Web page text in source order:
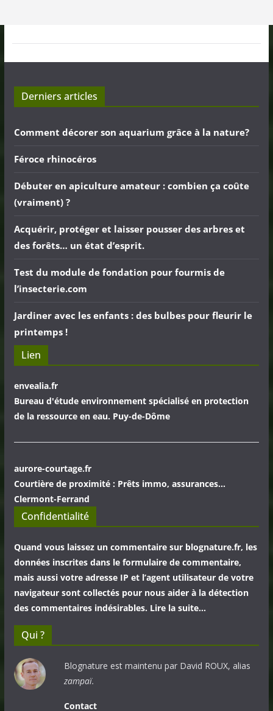
Derniers articles
Comment décorer son aquarium grâce à la nature?
Féroce rhinocéros
Débuter en apiculture amateur : combien ça coûte
(vraiment) ?
Acquérir, protéger et laisser pousser des arbres et
des forêts… un état d’esprit.
Test du module de fondation pour fourmis de
l’insecterie.com
Jardiner avec les enfants : des bulbes pour fleurir le
printemps !
Lien
envealia.fr
Bureau d'étude environnement spécialisé en protection
de la ressource en eau. Puy-de-Dôme
aurore-courtage.fr
Courtière de proximité : Prêts immo, assurances...
Clermont-Ferrand
Confidentialité
Quand vous laissez un commentaire sur blognature.fr, les
données inscrites dans le formulaire de commentaire,
mais aussi votre adresse IP et l’agent utilisateur de votre
navigateur sont collectés pour nous aider à la détection
des commentaires indésirables. Lire la suite…
Qui ?
Blognature est maintenu par David ROUX, alias
zampaï.
Contact